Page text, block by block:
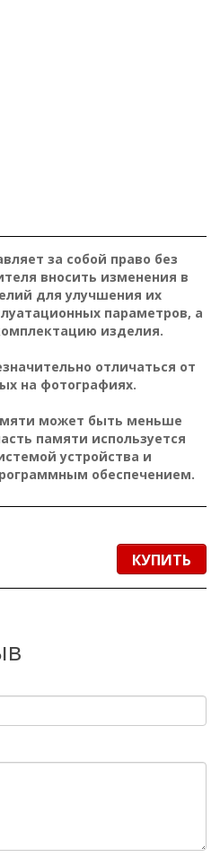
за собой право без
вносить изменения в
для улучшения их
параметров, а
изделия.
отличаться от
на фотографиях.
может быть меньше
памяти используется
устройства и
обеспечением.
КУПИТЬ